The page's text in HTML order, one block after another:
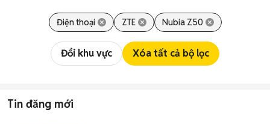
Điện thoại ZTE Nubia Z50
Đổi khu vực Xóa tất cả bộ lọc
Tin đăng mới